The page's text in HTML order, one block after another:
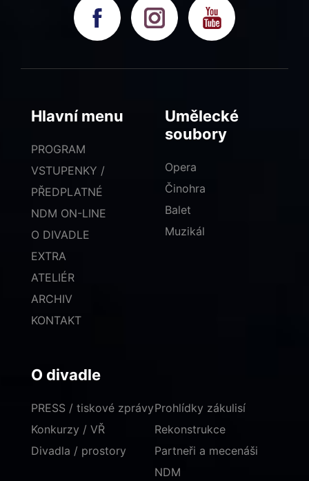
Hlavní menu
PROGRAM
VSTUPENKY /
PŘEDPLATNÉ
NDM ON-LINE
O DIVADLE
EXTRA
ATELIÉR
ARCHIV
KONTAKT
Umělecké
soubory
Opera
Činohra
Balet
Muzikál
O divadle
PRESS / tiskové zprávy
Konkurzy / VŘ
Divadla / prostory
Prohlídky zákulisí
Rekonstrukce
Partneři a mecenáši
NDM